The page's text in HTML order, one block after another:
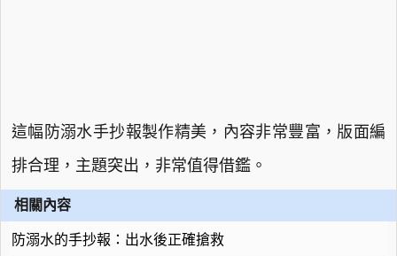
這幅防溺水手抄報製作精美，內容非常豐富，版面編
排合理，主題突出，非常值得借鑑。
相關內容
防溺水的手抄報：出水後正確搶救